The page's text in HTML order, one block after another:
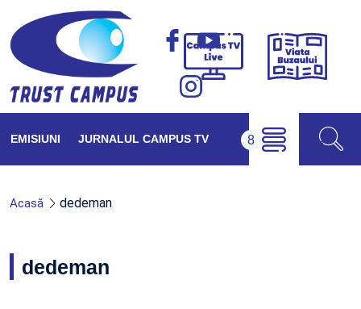
Campus
Viața
EMISIUNI JURNALUL CAMPUS TV
Acasă dedeman
dedeman